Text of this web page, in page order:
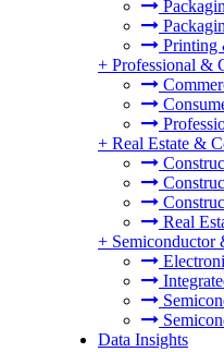
Printing
+ Professional &
+ Real Estate &
Real
+ Semiconductor
Data Insights